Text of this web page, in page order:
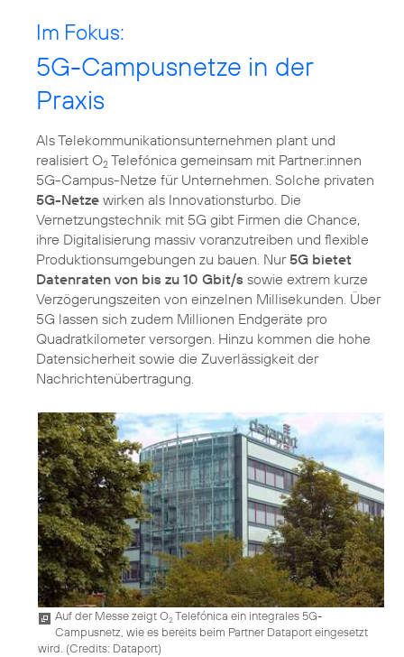
Im Fokus:
5G-Campusnetze in der
Praxis
Als Telekommunikationsunternehmen plant und
realisiert O2 Telefónica gemeinsam mit Partner:innen
5G-Campus-Netze für Unternehmen. Solche privaten
5G-Netze wirken als Innovationsturbo. Die
Vernetzungstechnik mit 5G gibt Firmen die Chance,
ihre Digitalisierung massiv voranzutreiben und flexible
Produktionsumgebungen zu bauen. Nur5G bietet
Datenraten von bis zu 10 Gbit/s sowie extrem kurze
Verzögerungszeiten von einzelnen Millisekunden. Über
5G lassen sich zudem Millionen Endgeräte pro
Quadratkilometer versorgen. Hinzu kommen die hohe
Datensicherheit sowie die Zuverlässigkeit der
Nachrichtenübertragung.
Auf der Messe zeigt O2Telefónica ein integrales 5G-
Campusnetz, wie es bereits beim Partner Dataport eingesetzt
wird. (Credits: Dataport)